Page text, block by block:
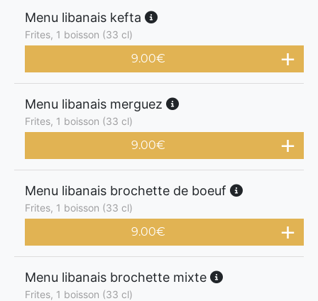
Menu libanais kefta
Frites, 1 boisson (33 cl)
9.00€
Menu libanais merguez
Frites, 1 boisson (33 cl)
9.00€
Menu libanais brochette de boeuf
Frites, 1 boisson (33 cl)
9.00€
Menu libanais brochette mixte
Frites, 1 boisson (33 cl)